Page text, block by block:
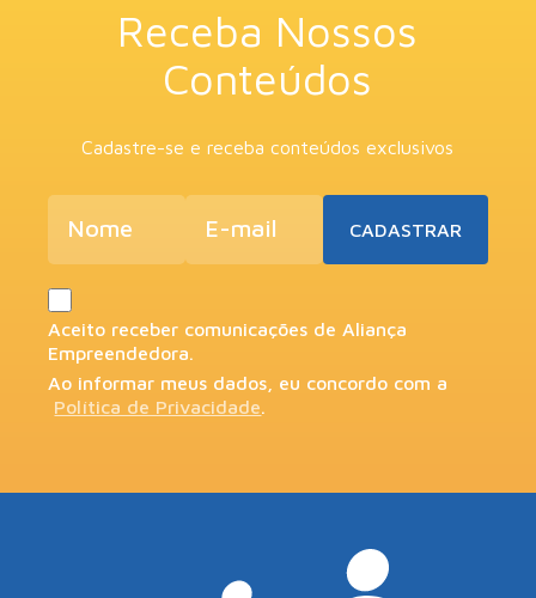
Receba Nossos
Conteúdos
Cadastre-se e receba conteúdos exclusivos
Aceito receber comunicações de Aliança
Empreendedora.
Ao informar meus dados, eu concordo com a
Política de Privacidade.